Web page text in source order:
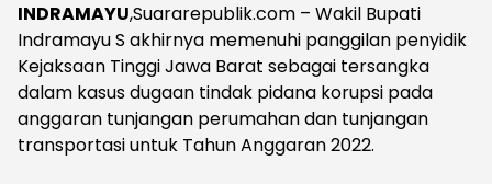
INDRAMAYU,Suararepublik.com – Wakil Bupati
Indramayu S akhirnya memenuhi panggilan penyidik
Kejaksaan Tinggi Jawa Barat sebagai tersangka
dalam kasus dugaan tindak pidana korupsi pada
anggaran tunjangan perumahan dan tunjangan
transportasi untuk Tahun Anggaran 2022.